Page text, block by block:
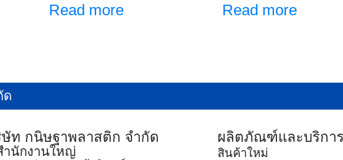
Read more Read more
ด
ษัท กนิษฐาพลาสติก จำกัด
ำนักงานใหญ่
ผลิตภัณฑ์และบริการ
สินค้าใหม่